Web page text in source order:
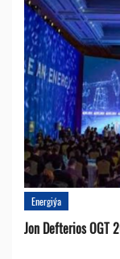
Energiýa
Jon Defterios OGT